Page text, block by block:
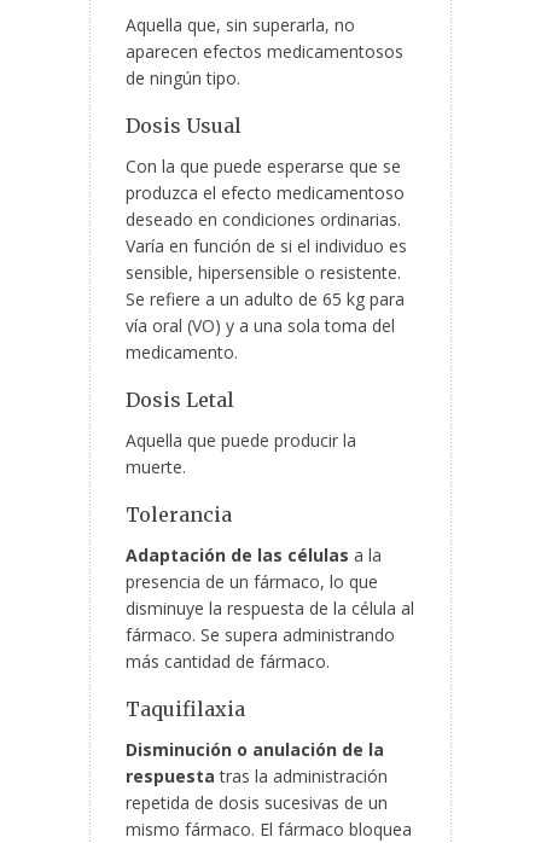
Aquella que, sin superarla, no
aparecen efectos medicamentosos
de ningún tipo.
Dosis Usual
Con la que puede esperarse que se
produzca el efecto medicamentoso
deseado en condiciones ordinarias.
Varía en función de si el individuo es
sensible, hipersensible o resistente.
Se refiere a un adulto de 65 kg para
vía oral (VO) y a una sola toma del
medicamento.
Dosis Letal
Aquella que puede producir la
muerte.
Tolerancia
Adaptación de las células a la
presencia de un fármaco, lo que
disminuye la respuesta de la célula al
fármaco. Se supera administrando
más cantidad de fármaco.
Taquifilaxia
Disminución o anulación de la
respuesta tras la administración
repetida de dosis sucesivas de un
mismo fármaco. El fármaco bloquea